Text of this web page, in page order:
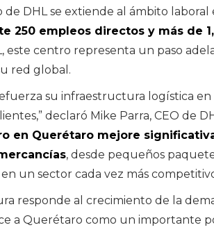
DHL se extiende al ámbito
250 empleos directos y más de
este centro representa un paso
red global.
su infraestructura logística
declaró Mike Parra, CEO de
en Querétaro mejore
, desde pequeños
un sector cada vez más
responde al crecimiento de la
a Querétaro como un importante
por 111 el sueldo
medio de sus
plantillas